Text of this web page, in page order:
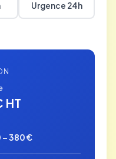
Urgence 24h
HT
– 380 €